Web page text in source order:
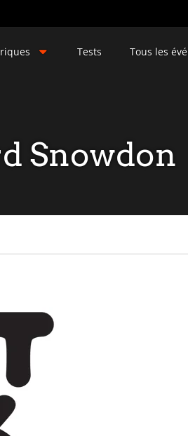
Tests Tous les
Snowdon